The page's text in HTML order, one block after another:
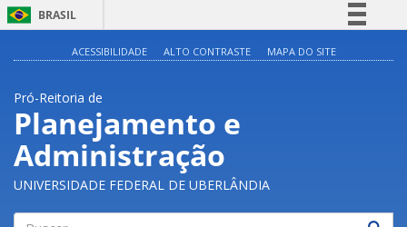
BRASIL
Acesso à informação
ACESSIBILIDADE ALTO CONTRASTE MAPA DO SITE
Pró-Reitoria de
Planejamento e
Administração
UNIVERSIDADE FEDERAL DE UBERLÂNDIA